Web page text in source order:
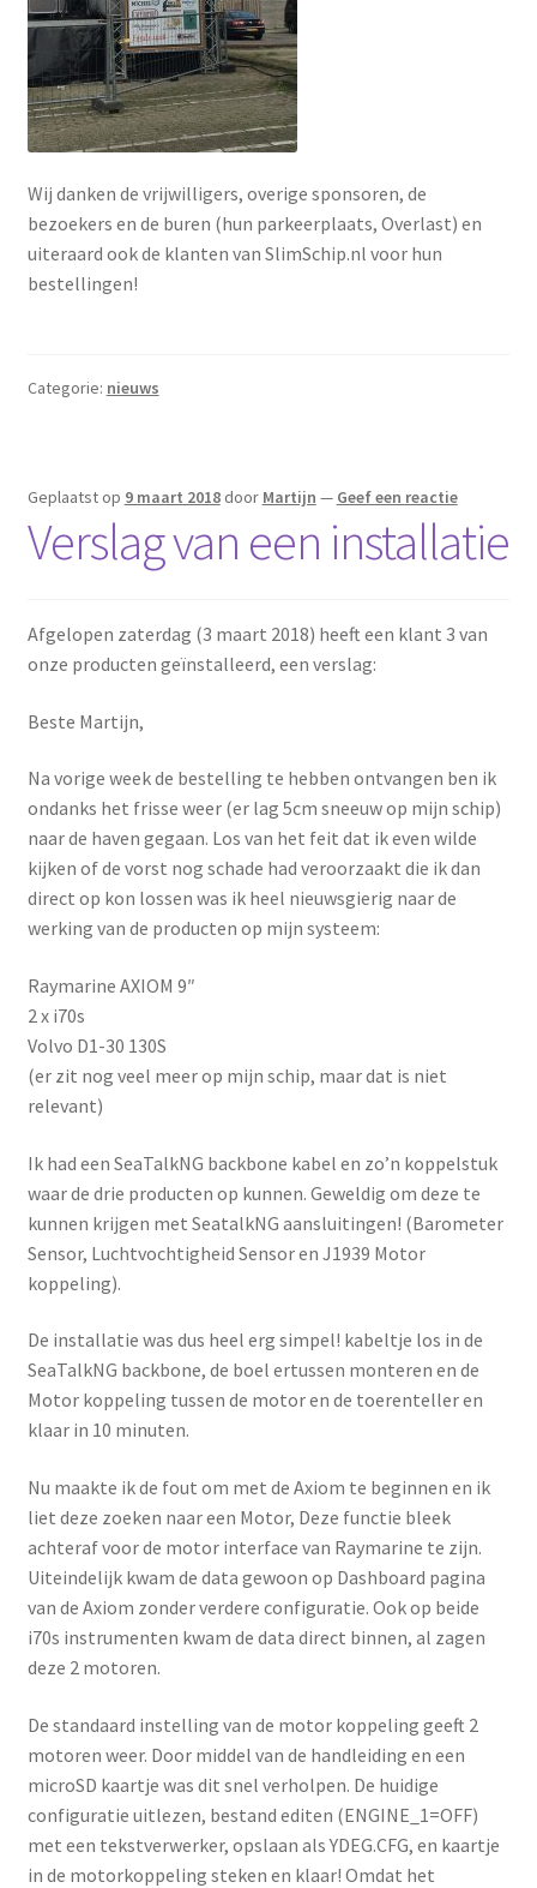
Wij danken de vrijwilligers, overige sponsoren, de
bezoekers en de buren (hun parkeerplaats, Overlast) en
uiteraard ook de klanten van SlimSchip.nl voor hun
bestellingen!
Categorie: nieuws
Geplaatst op 9 maart 2018 door Martijn — Geef een reactie
Verslag van een installatie
Afgelopen zaterdag (3 maart 2018) heeft een klant 3 van
onze producten geïnstalleerd, een verslag:
Beste Martijn,
Na vorige week de bestelling te hebben ontvangen ben ik
ondanks het frisse weer (er lag 5cm sneeuw op mijn schip)
naar de haven gegaan. Los van het feit dat ik even wilde
kijken of de vorst nog schade had veroorzaakt die ik dan
direct op kon lossen was ik heel nieuwsgierig naar de
werking van de producten op mijn systeem:
Raymarine AXIOM 9″
2 x i70s
Volvo D1-30 130S
(er zit nog veel meer op mijn schip, maar dat is niet
relevant)
Ik had een SeaTalkNG backbone kabel en zo’n koppelstuk
waar de drie producten op kunnen. Geweldig om deze te
kunnen krijgen met SeatalkNG aansluitingen! (Barometer
Sensor, Luchtvochtigheid Sensor en J1939 Motor
koppeling).
De installatie was dus heel erg simpel! kabeltje los in de
SeaTalkNG backbone, de boel ertussen monteren en de
Motor koppeling tussen de motor en de toerenteller en
klaar in 10 minuten.
Nu maakte ik de fout om met de Axiom te beginnen en ik
liet deze zoeken naar een Motor, Deze functie bleek
achteraf voor de motor interface van Raymarine te zijn.
Uiteindelijk kwam de data gewoon op Dashboard pagina
van de Axiom zonder verdere configuratie. Ook op beide
i70s instrumenten kwam de data direct binnen, al zagen
deze 2 motoren.
De standaard instelling van de motor koppeling geeft 2
motoren weer. Door middel van de handleiding en een
microSD kaartje was dit snel verholpen. De huidige
configuratie uitlezen, bestand editen (ENGINE_1=OFF)
met een tekstverwerker, opslaan als YDEG.CFG, en kaartje
in de motorkoppeling steken en klaar! Omdat het